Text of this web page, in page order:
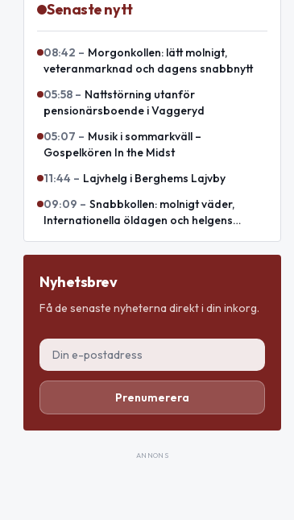
Senaste nytt
08:42 – Morgonkollen: lätt molnigt,
veteranmarknad och dagens snabbnytt
05:58 – Nattstörning utanför
pensionärsboende i Vaggeryd
05:07 – Musik i sommarkväll –
Gospelkören In the Midst
11:44 – Lajvhelg i Berghems Lajvby
09:09 – Snabbkollen: molnigt väder,
Internationella öldagen och helgens
Nyhetsbrev
Få de senaste nyheterna direkt i din inkorg.
Prenumerera
ANNONS